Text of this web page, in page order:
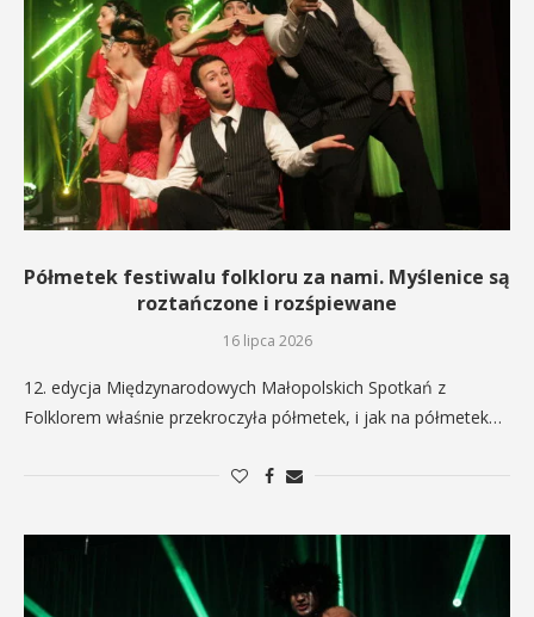
Półmetek festiwalu folkloru za nami. Myślenice są
roztańczone i rozśpiewane
16 lipca 2026
12. edycja Międzynarodowych Małopolskich Spotkań z
Folklorem właśnie przekroczyła półmetek, i jak na półmetek…